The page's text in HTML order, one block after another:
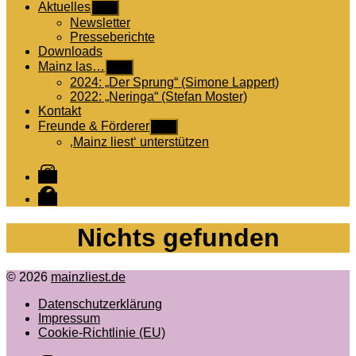
Aktuelles
anzeigen
Newsletter
Presseberichte
Downloads
Mainz las…
anzeigen
2024: „Der Sprung“ (Simone Lappert)
2022: „Neringa“ (Stefan Moster)
Kontakt
Freunde & Förderer
anzeigen
‚Mainz liest‘ unterstützen
Instagram
Facebook
Nichts gefunden
© 2026 mainzliest.de
Datenschutzerklärung
Impressum
Cookie-Richtlinie (EU)